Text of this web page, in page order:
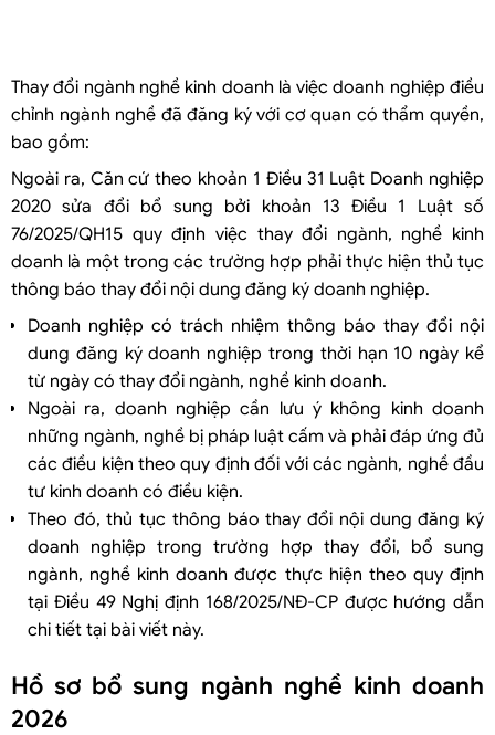
Thay đổi ngành nghề kinh doanh mất bao lâu?
Doanh nghiệp FDI bổ sung ngành nghề có cần điều chỉnh IRC không?
Doanh nghiệp có bắt buộc phải làm thủ tục điều chỉnh khi kinh doanh
thêm lĩnh vực mới không?
Chi phí bổ sung ngành nghề kinh doanh bao nhiêu?
Có phải nộp lệ phí nhà nước không?
Có cần thuê luật sư không?
Khi bổ sung ngành nghề, có bắt buộc phải áp mã ngành cấp 4
không?
Khi chủ động rút bớt (giảm) ngành nghề kinh doanh, công ty có cần
nộp hồ sơ thông báo riêng cho cơ quan Thuế không?
Dịch vụ thay đổi ngành nghề kinh doanh của Công ty luật Việt An
Phạm vi dịch vụ của Luật Việt An bao gồm:
Vì sao chọn Luật Việt An để thực hiện dịch vụ thay đổi, bổ sung
ngành nghề kinh doanh?
Thay đổi ngành nghề kinh doanh là việc doanh nghiệp điều
chỉnh ngành nghề đã đăng ký với cơ quan có thẩm quyền,
bao gồm:
Ngoài ra, Căn cứ theo khoản 1 Điều 31 Luật Doanh nghiệp
2020 sửa đổi bổ sung bởi khoản 13 Điều 1 Luật số
76/2025/QH15 quy định việc thay đổi ngành, nghề kinh
doanh là một trong các trường hợp phải thực hiện thủ tục
thông báo thay đổi nội dung đăng ký doanh nghiệp.
Doanh nghiệp có trách nhiệm thông báo thay đổi nội
dung đăng ký doanh nghiệp trong thời hạn 10 ngày kể
từ ngày có thay đổi ngành, nghề kinh doanh.
Ngoài ra, doanh nghiệp cần lưu ý không kinh doanh
những ngành, nghề bị pháp luật cấm và phải đáp ứng đủ
các điều kiện theo quy định đối với các ngành, nghề đầu
tư kinh doanh có điều kiện.
Theo đó, thủ tục thông báo thay đổi nội dung đăng ký
doanh nghiệp trong trường hợp thay đổi, bổ sung
ngành, nghề kinh doanh được thực hiện theo quy định
tại Điều 49 Nghị định 168/2025/NĐ-CP được hướng dẫn
chi tiết tại bài viết này.
Hồ sơ bổ sung ngành nghề kinh doanh
2026